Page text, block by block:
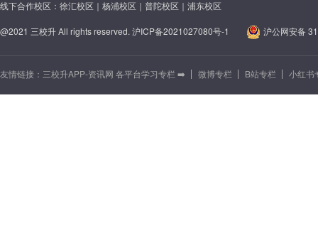
线下合作校区：徐汇校区｜杨浦校区｜普陀校区｜浦东校区
@2021 三校升 All rights reserved. 沪ICP备2021027080号-1 沪公网安备
友情链接： 三校升APP-资讯网 各平台学习专栏 ➡️ 微博专栏 B站专栏 小红书